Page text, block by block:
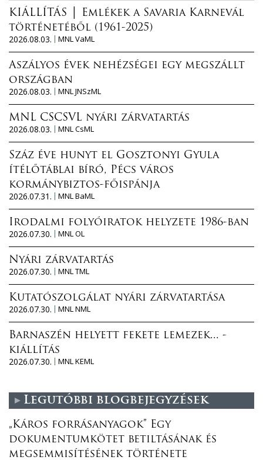
KIÁLLÍTÁS │ Emlékek a Savaria Karnevál
történetéből (1961-2025)
2026.08.03.
MNL VaML
Aszályos évek nehézségei egy megszállt
országban
2026.08.03.
MNL JNSzML
MNL CSCSVL nyári zárvatartás
2026.08.03.
MNL CsML
Száz éve hunyt el Gosztonyi Gyula
ítélőtáblai bíró, Pécs város
kormánybiztos-főispánja
2026.07.31.
MNL BaML
Irodalmi folyóiratok helyzete 1986-ban
2026.07.30.
MNL OL
Nyári zárvatartás
2026.07.30.
MNL TML
Kutatószolgálat nyári zárvatartása
2026.07.30.
MNL NML
Barnaszén helyett fekete lemezek... -
kiállítás
2026.07.30.
MNL KEML
Legutóbbi blogbejegyzések
„Káros forrásanyagok” Egy
dokumentumkötet betiltásának és
megsemmisítésének története